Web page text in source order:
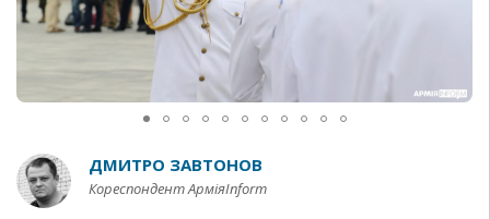
ДМИТРО ЗАВТОНОВ
Кореспондент АрміяInform